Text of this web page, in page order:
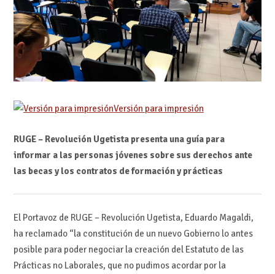
Versión para impresión
RUGE – Revolución Ugetista presenta una guía para
informar a las personas jóvenes sobre sus derechos ante
las becas y los contratos de formación y prácticas
El Portavoz de RUGE – Revolución Ugetista, Eduardo Magaldi,
ha reclamado “la constitución de un nuevo Gobierno lo antes
posible para poder negociar la creación del Estatuto de las
Prácticas no Laborales, que no pudimos acordar por la